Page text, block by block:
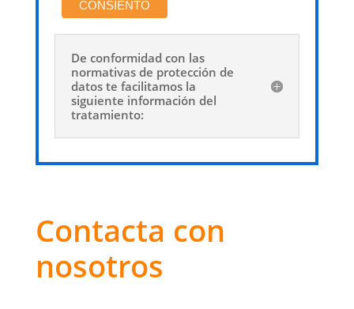
De conformidad con las
normativas de protección de
datos te facilitamos la
siguiente información del
tratamiento:
Contacta con
nosotros